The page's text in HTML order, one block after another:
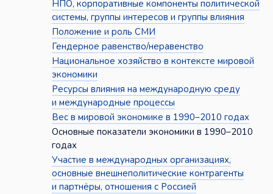
НПО, корпоративные компоненты политической
системы, группы интересов и группы влияния
Положение и роль СМИ
Гендерное равенство/неравенство
Национальное хозяйство в контексте мировой
экономики
Ресурсы влияния на международную среду
и международные процессы
Вес в мировой экономике в 1990–2010 годах
Основные показатели экономики в 1990–2010
годах
Участие в международных организациях,
основные внешнеполитические контрагенты
и партнёры, отношения с Россией